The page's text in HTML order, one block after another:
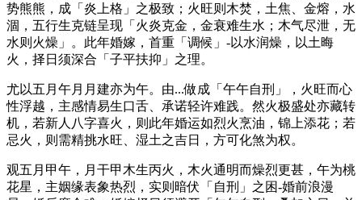
势熊熊，成「炎上格」之极致；火旺则木焚，土焦、金熔，水
涸，五行生克链呈现「火炎克金，金衰难生水；木气尽泄，无
水则火燥」。此年婚嫁，首重「调候」-以水润燥，以土晦
火，择日须深合「子平扶抑」之理。
尤以五月午月月建亦为午。由...做成「午午自刑」，火旺而心
性浮越，主感情易生口舌、承诺轻许难践。然火极盛处亦藏转
机，若新人八字喜火，则此年婚运如烈火烹油，锦上添花；若
忌火，则需精挑水旺、湿土之吉日，方可化煞为权。
观五月甲午，月干甲木生丙火，木火通明而燥烈更甚，午为桃
花星，主姻缘表象热烈，实则暗伏「自刑」之困-婚前浪漫